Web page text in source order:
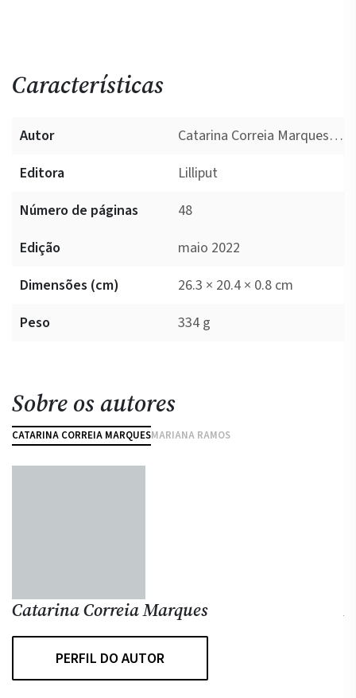
Características
Autor
Catarina Correia Marques, Mariana Ramos
Editora
Lilliput
Número de páginas
48
Edição
maio 2022
Dimensões (cm)
26.3 × 20.4 × 0.8 cm
Peso
334 g
Sobre os autores
CATARINA CORREIA MARQUESMARIANA RAMOS
Catarina Correia Marques
PERFIL DO AUTOR